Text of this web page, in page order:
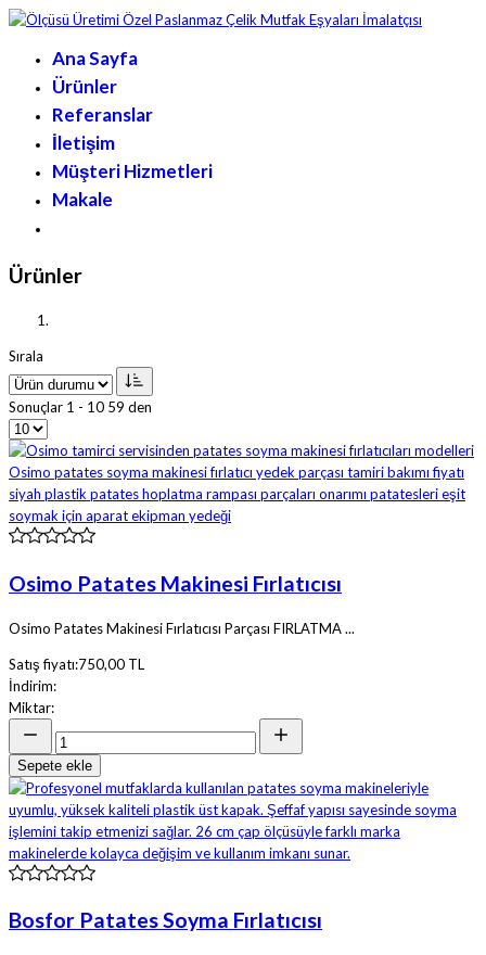
Ana Sayfa
Ürünler
Referanslar
İletişim
Müşteri Hizmetleri
Makale
Ürünler
Sırala
Sonuçlar 1 - 10 59 den
Osimo Patates Makinesi Fırlatıcısı
Osimo Patates Makinesi Fırlatıcısı Parçası FIRLATMA ...
Satış fiyatı:750,00 TL
İndirim:
Miktar:
Sepete ekle
Bosfor Patates Soyma Fırlatıcısı